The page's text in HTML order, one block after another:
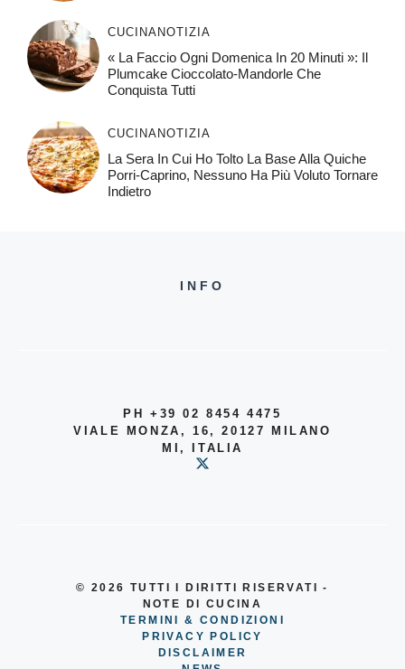
CUCINANOTIZIA
« La Faccio Ogni Domenica In 20 Minuti »: Il
Plumcake Cioccolato-Mandorle Che
Conquista Tutti
CUCINANOTIZIA
La Sera In Cui Ho Tolto La Base Alla Quiche
Porri-Caprino, Nessuno Ha Più Voluto Tornare
Indietro
INFO
PH +39 02 8454 4475
VIALE MONZA, 16, 20127 MILANO
MI, ITALIA
© 2026 TUTTI I DIRITTI RISERVATI -
NOTE DI CUCINA
TERMINI & CONDIZIONI
PRIVACY POLICY
DISCLAIMER